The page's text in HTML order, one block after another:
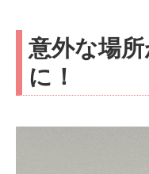
意外な場
に！